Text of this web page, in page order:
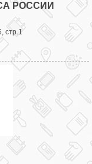
РОССИИ
стр.1